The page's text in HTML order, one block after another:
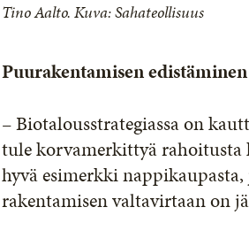
Tino Aalto. Kuva: Sahateollisuus
Puurakentamisen
– Biotalousstrategiassa on
tule korvamerkittyä
hyvä esimerkki
rakentamisen valtavirtaan on